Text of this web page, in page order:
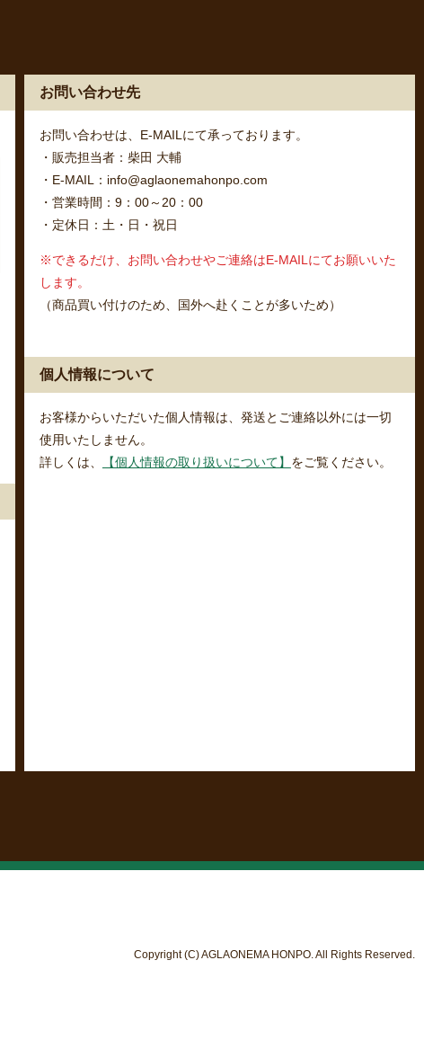
お問い合わせ先
お問い合わせは、E-MAILにて承っております。
・販売担当者：柴田 大輔
・E-MAIL：info@aglaonemahonpo.com
・営業時間：9：00～20：00
・定休日：土・日・祝日
※できるだけ、お問い合わせやご連絡はE-MAILにてお願いいた
します。
（商品買い付けのため、国外へ赴くことが多いため）
個人情報について
お客様からいただいた個人情報は、発送とご連絡以外には一切
使用いたしません。
詳しくは、
【個人情報の取り扱いについて】 をご覧ください。
Copyright (C) AGLAONEMA HONPO. All Rights Reserved.